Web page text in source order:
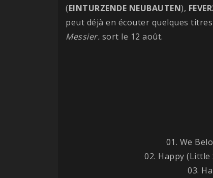
(EINTURZENDE NEUBAUTEN),
peut déjà en écouter quelques
Messier. sort le 12 août.
01. We
02. Happy
03.